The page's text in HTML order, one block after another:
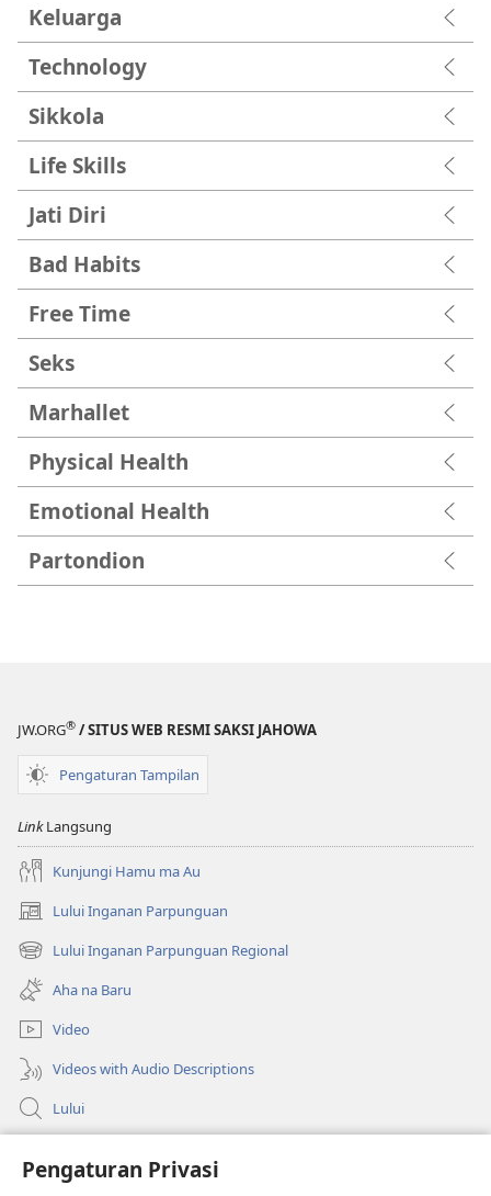
Pengaturan Privasi
Keluarga
Technology
Sikkola
Life Skills
Jati Diri
Bad Habits
Free Time
Seks
Marhallet
Physical Health
Emotional Health
Partondion
JW.ORG® / SITUS WEB RESMI SAKSI JAHOWA
Pengaturan Tampilan
LinkLangsung
Kunjungi Hamu ma Au
Lului Inganan Parpunguan
(opens
new
window)
Lului Inganan Parpunguan Regional
(opens
new
window)
Aha na Baru
Video
Videos with Audio Descriptions
Lului